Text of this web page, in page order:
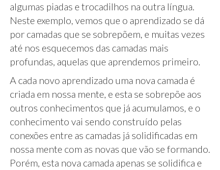
algumas piadas e trocadilhos na outra língua.
Neste exemplo, vemos que o aprendizado se dá
por camadas que se sobrepõem, e muitas vezes
até nos esquecemos das camadas mais
profundas, aquelas que aprendemos primeiro.
A cada novo aprendizado uma nova camada é
criada em nossa mente, e esta se sobrepõe aos
outros conhecimentos que já acumulamos, e o
conhecimento vai sendo construído pelas
conexões entre as camadas já solidificadas em
nossa mente com as novas que vão se formando.
Porém, esta nova camada apenas se solidifica e